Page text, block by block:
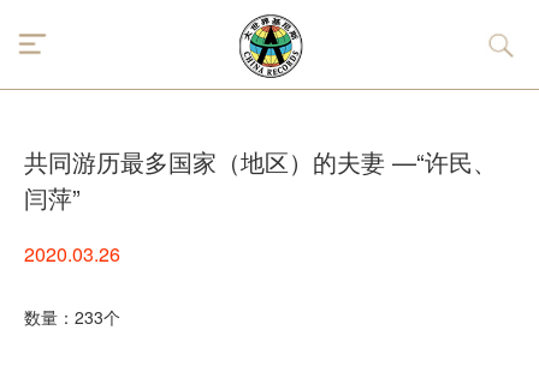
共同游历最多国家（地区）的夫妻 —“许民、
闫萍”
2020.03.26
数量：233个